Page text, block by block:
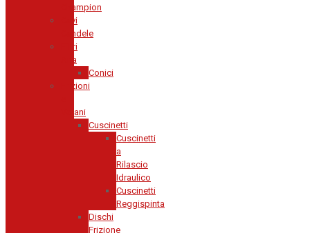
Champion
Cavi
Candele
Filtri
Aria
Conici
Frizioni
Volani
Cuscinetti
Cuscinetti
a
Rilascio
Idraulico
Cuscinetti
Reggispinta
Dischi
Frizione